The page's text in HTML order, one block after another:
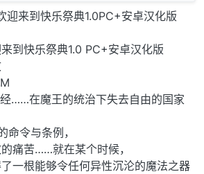
迎来到快乐祭典1.0PC+安卓汉化版
来到快乐祭典1.0 PC+安卓汉化版
……在魔王的统治下失去自由的国家
令与条例，
痛苦……就在某个时候，
一根能够令任何异性沉沦的魔法之器